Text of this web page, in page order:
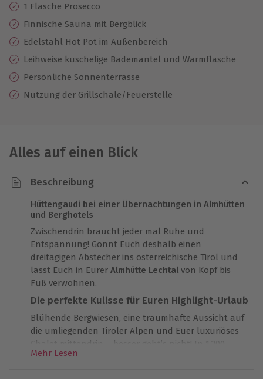
1 Flasche Prosecco
Finnische Sauna mit Bergblick
Edelstahl Hot Pot im Außenbereich
Leihweise kuschelige Bademäntel und Wärmflasche
Persönliche Sonnenterrasse
Nutzung der Grillschale/Feuerstelle
Alles auf einen Blick
Beschreibung
Hüttengaudi bei einer Übernachtungen in Almhütten
und Berghotels
Zwischendrin braucht jeder mal Ruhe und
Entspannung! Gönnt Euch deshalb einen
dreitägigen Abstecher ins österreichische Tirol und
lasst Euch in Eurer Almhütte Lechtal von Kopf bis
Fuß verwöhnen.
Die perfekte Kulisse für Euren Highlight-Urlaub
Blühende Bergwiesen, eine traumhafte Aussicht auf
die umliegenden Tiroler Alpen und Euer luxuriöses
Chalet mittendrin – besser geht’s nicht! In 1.200
Metern Höhe,
Mehr Lesen